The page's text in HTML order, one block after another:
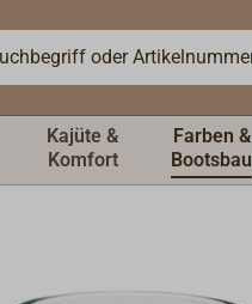
Kajüte &
Komfort
Farben &
Bootsbau